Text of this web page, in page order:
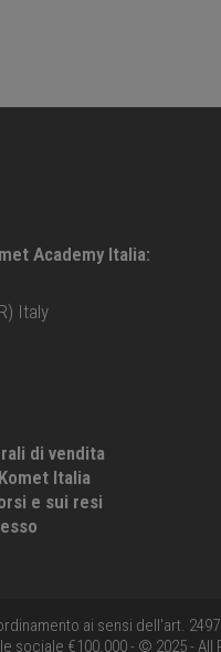
Academy Italia:
Italy
di vendita
Italia
e sui resi
ai sensi dell'art.
sociale €100.000 - © 2025 -